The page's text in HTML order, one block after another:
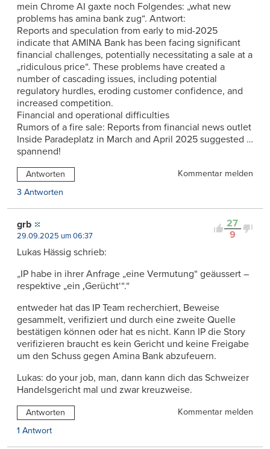
mein Chrome AI gaxte noch Folgendes: „what new
problems has amina bank zug“. Antwort:
Reports and speculation from early to mid-2025
indicate that AMINA Bank has been facing significant
financial challenges, potentially necessitating a sale at a
„ridiculous price“. These problems have created a
number of cascading issues, including potential
regulatory hurdles, eroding customer confidence, and
increased competition.
Financial and operational difficulties
Rumors of a fire sale: Reports from financial news outlet
Inside Paradeplatz in March and April 2025 suggested …
spannend!
Antworten
Kommentar melden
3 Antworten
27
9
grb
29.09.2025 um 06:37
Lukas Hässig schrieb:
„IP habe in ihrer Anfrage „eine Vermutung“ geäussert –
respektive „ein ‚Gerücht‘“.“
entweder hat das IP Team recherchiert, Beweise
gesammelt, verifiziert und durch eine zweite Quelle
bestätigen können oder hat es nicht. Kann IP die Story
verifizieren braucht es kein Gericht und keine Freigabe
um den Schuss gegen Amina Bank abzufeuern.
Lukas: do your job, man, dann kann dich das Schweizer
Handelsgericht mal und zwar kreuzweise.
Antworten
Kommentar melden
1 Antwort